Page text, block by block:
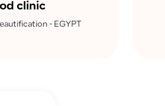
clinic
- EGYPT